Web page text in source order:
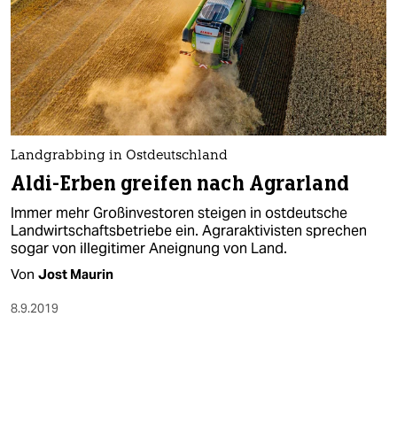
Landgrabbing in Ostdeutschland
Aldi-Erben greifen nach Agrarland
Immer mehr Großinvestoren steigen in ostdeutsche
Landwirtschaftsbetriebe ein. Agraraktivisten sprechen
sogar von illegitimer Aneignung von Land.
Von Jost Maurin
8.9.2019